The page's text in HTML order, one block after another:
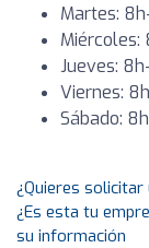
Martes:
Miércoles:
Jueves:
Viernes:
Sábado:
¿Quieres solicitar
¿Es esta tu
su información